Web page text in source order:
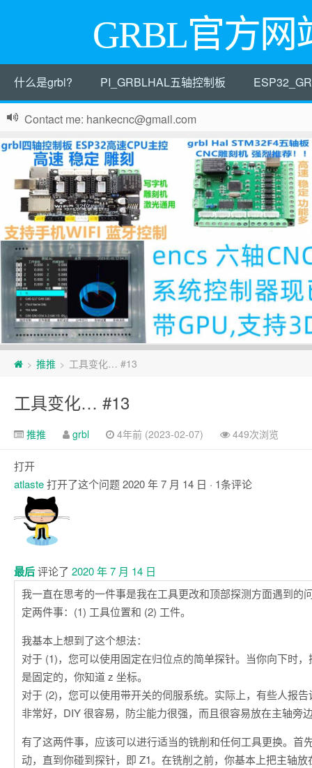
GRBL官方网
什么是grbl? PI_GRBLHAL五轴控制板
Contact me: hankecnc@gmail.com
> 推推 > 工具变化… #13
工具变化… #13
推推 grbl 4年前 (2023-02-07) 449次浏览
打开
atlaste打开了这个问题2020 年 7 月 14 日 · 1条评论
评
最后评论了 2020 年 7 月 14 日
我一直在思考的一件事是我在工具更改和顶部探测方面遇到的
定两件事：(1) 工具位置和 (2) 工件。
我基本上想到了这个想法：
对于 (1)，您可以使用固定在归位点的简单探针。当你向下时
是固定的，你知道 z 坐标。
对于 (2)，您可以使用带开关的伺服系统。实际上，有些人报
非常好，DIY 很容易，防尘能力很强，而且很容易放在主轴旁
有了这两件事，应该可以进行适当的铣削和任何工具更换。首
动，直到你碰到探针，即 Z1。在铣削之前，你基本上把主轴